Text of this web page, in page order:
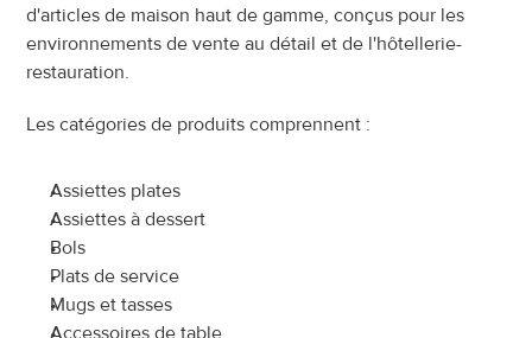
d'articles de maison haut de gamme, conçus pour les
environnements de vente au détail et de l'hôtellerie-
restauration.
Les catégories de produits comprennent :
Assiettes plates
Assiettes à dessert
Bols
Plats de service
Mugs et tasses
Accessoires de table